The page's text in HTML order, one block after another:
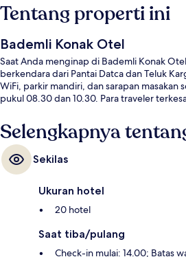
Tentang properti ini
Bademli Konak Otel
Saat Anda menginap di Bademli Konak
berkendara dari Pantai Datca dan Teluk
WiFi, parkir mandiri, dan sarapan masakan
pukul 08.30 dan 10.30. Para traveler
Selengkapnya
Sekilas
Ukuran hotel
20 hotel
Saat tiba/pulang
Check-in mulai: 14.00; Batas